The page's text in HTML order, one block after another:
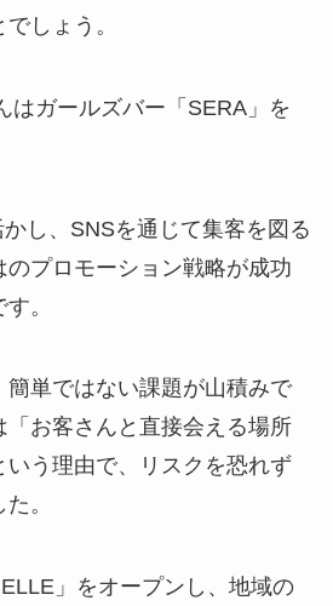
しょう。
はガールズバー「SERA」を
し、SNSを通じて集客を図る
のプロモーション戦略が成功
。
単ではない課題が山積みで
お客さんと直接会える場所
いう理由で、リスクを恐れず
。
」をオープンし、地域の